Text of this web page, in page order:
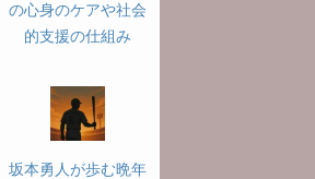
の心身のケアや社会
的支援の仕組み
坂本勇人が歩む晩年